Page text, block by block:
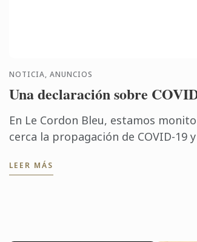
NOTICIA, ANUNCIOS
Una declaración sobre
En Le Cordon Bleu, estamos
cerca la propagación de COVID-19
nuestros equipos sobre las
LEER MÁS